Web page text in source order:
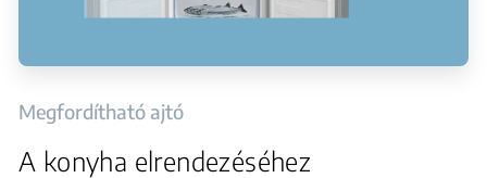
Megfordítható ajtó
A konyha elrendezéséhez